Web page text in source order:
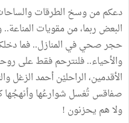
دعكم من وسخ الطرقات والساحات
البعض ربما، من مقويات
حجر صحي في المنازل.. فما
والأحياء.. فلنترحم فقط على
الأقدمين، الراحليْن أحمد
صفاقس تُغسل شوارعُها وأنهجُها
ولا هم يحزنون !